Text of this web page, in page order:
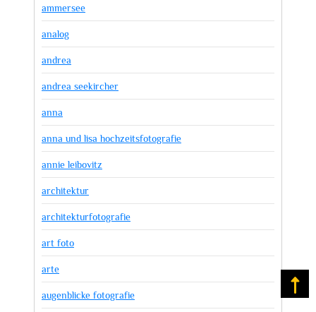
ammersee
analog
andrea
andrea seekircher
anna
anna und lisa hochzeitsfotografie
annie leibovitz
architektur
architekturfotografie
art foto
arte
augenblicke fotografie